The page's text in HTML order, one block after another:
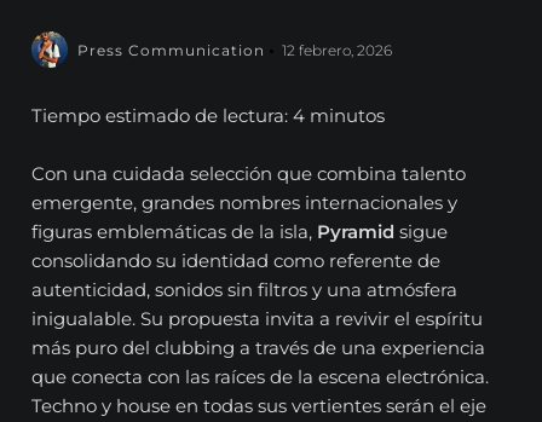
Press Communication 12 febrero, 2026
Tiempo estimado de lectura: 4 minutos
Con una cuidada selección que combina talento
emergente, grandes nombres internacionales y
figuras emblemáticas de la isla, Pyramidsigue
consolidando su identidad como referente de
autenticidad, sonidos sin filtros y una atmósfera
inigualable. Su propuesta invita a revivir el espíritu
más puro del clubbing a través de una experiencia
que conecta con las raíces de la escena electrónica.
Techno y house en todas sus vertientes serán el eje